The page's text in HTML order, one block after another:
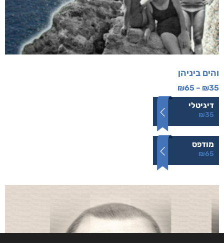
והים ביניהן
₪35
–
₪65
דיגיטלי
₪35
מודפס
₪65